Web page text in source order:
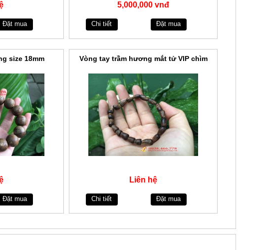
Đặt mua
5,000,000 vnđ
Chi tiết Đặt mua
size 18mm
Đặt mua
Vòng tay trầm hương mắt tử VIP chìm
Liên hệ
Chi tiết Đặt mua